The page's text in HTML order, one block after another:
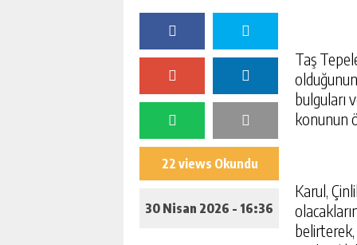
22 views Okundu
30 Nisan 2026 - 16:36
Taş
bulguları
konunun
Karul,
belirterek,